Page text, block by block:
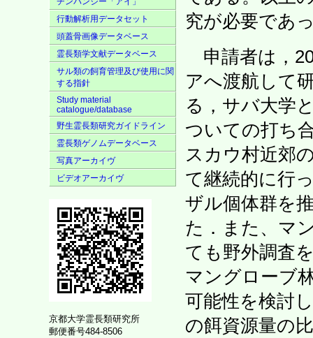
行動解析用データセット
頭蓋骨画像データベース
霊長類学文献データベース
サル類の飼育管理及び使用に関
する指針
Study material
catalogue/database
野生霊長類研究ガイドライン
霊長類ゲノムデータベース
写真アーカイヴ
ビデオアーカイヴ
京都大学霊長類研究所
郵便番号484-8506
究が必要であ
申請者は，
アへ渡航して
る，サバ大学
ついての打ち
スカウ村近郊
て継続的に行
ザル個体群を
た．また、マ
ても野外調査
マングローブ
可能性を検討
の餌資源量の